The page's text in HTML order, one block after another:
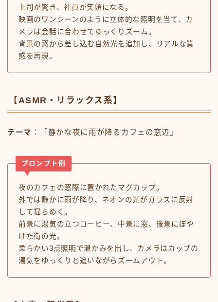
上司が驚き、社員が笑顔になる。
映画のワンシーンのように立体的な照明を当て、カ
メラは会話に合わせてゆっくりズーム。
背景の窓から差し込む自然光を追加し、リアルな質
感を再現。
【ASMR・リラックス系】
テーマ ：「静かな夜に雨が降るカフェの窓辺」
プロンプト例
夜のカフェの窓際に置かれたマグカップ。
外では静かに雨が降り、ネオンの光がガラスに反射
して揺らめく。
前景に湯気の立つコーヒー、中景に窓、後景にぼや
けた街の光。
柔らかい3点照明で温かみを出し、カメラはカップの
湯気をゆっくりと追いながらズームアウト。